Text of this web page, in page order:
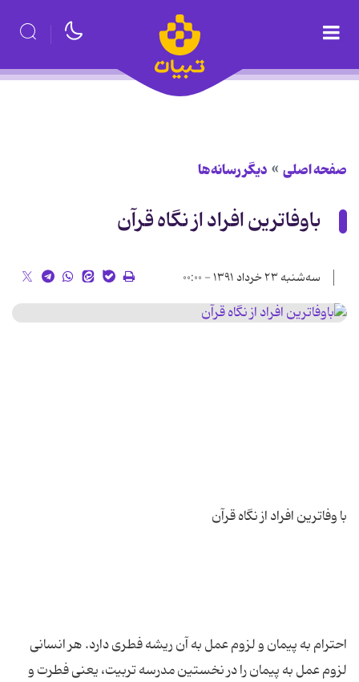
صفحه اصلی دیگر رسانه‌ها
باوفاترین افراد از نگاه قرآن
سه‌شنبه ۲۳ خرداد ۱۳۹۱ - ۰۰:۰۰
احترام به پیمان و لزوم عمل به آن ریشه فطری دارد. هر انسانی
لزوم عمل به پیمان را در نخستین مدرسه تربیت، یعنی فطرت و